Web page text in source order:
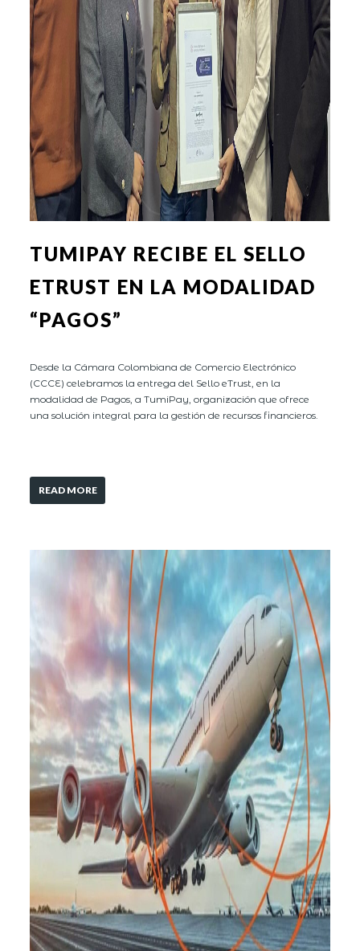
TUMIPAY RECIBE EL SELLO
ETRUST EN LA MODALIDAD
“PAGOS”
Desde la Cámara Colombiana de Comercio Electrónico
(CCCE) celebramos la entrega del Sello eTrust, en la
modalidad de Pagos, a TumiPay, organización que ofrece
una solución integral para la gestión de recursos financieros.
READ MORE